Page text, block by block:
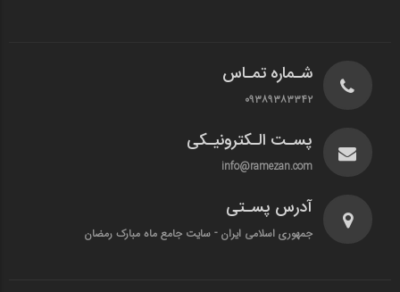
شـماره تمـاس
۰۹۳۸۹۳۸۳۳۴۲
پسـت الـکترونیـکی
info@ramezan.com
آدرس پسـتی
جمهوری اسلامی ایران - سایت جامع ماه مبارک رمضان